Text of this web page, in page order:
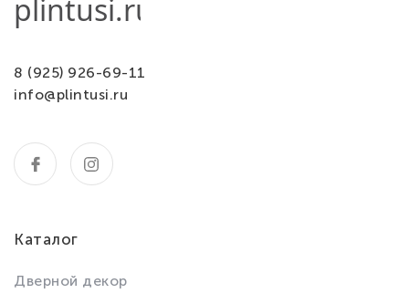
8 (925) 926-69-11
info@plintusi.ru
Каталог
Дверной декор